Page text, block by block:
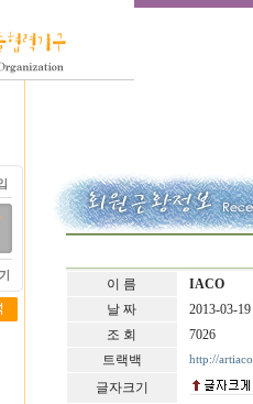
이 름
IACO
날 짜
2013-03-
조 회
7026
트랙백
http://
글자크기